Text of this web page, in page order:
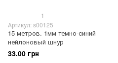
1
Артикул: s00125
15 метров. 1мм темно-синий
нейлоновый шнур
33.00 грн